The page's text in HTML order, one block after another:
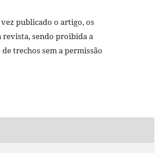
publicado o artigo, os
revista, sendo proibida a
trechos sem a permissão